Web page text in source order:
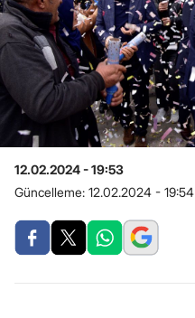
12.02.2024 - 19:53
Güncelleme: 12.02.2024 - 19:54